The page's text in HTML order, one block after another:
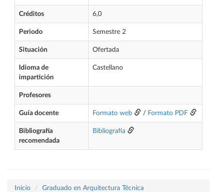
Créditos 6,0
Periodo Semestre 2
Situación Ofertada
Idioma de
impartición
Castellano
Profesores
Guía docente Formato web / Formato PDF
Bibliografía
recomendada
Bibliografía
Inicio
Graduado en Arquitectura Técnica